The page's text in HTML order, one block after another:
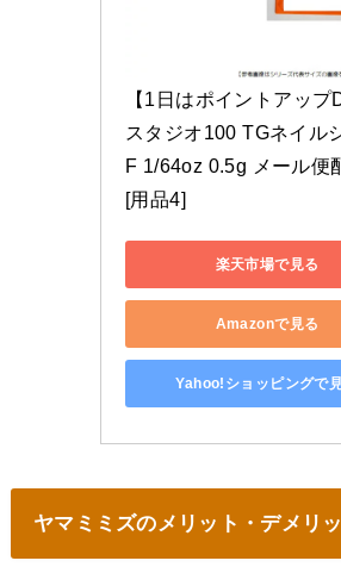
【1日はポイントアップ
スタジオ100 TGネイル
F 1/64oz 0.5g メール便
[用品4]
楽天市場で見る
Amazonで見る
Yahoo!ショッピングで
ヤマミミズのメリット・デメリ